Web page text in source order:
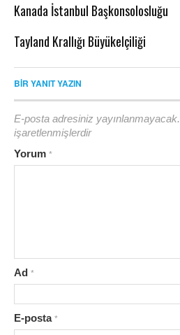
Kanada İstanbul Başkonsolosluğu
Tayland Krallığı Büyükelçiliği
BIR YANIT YAZIN
E-posta adresiniz yayınlanmayacak.
işaretlenmişlerdir
Yorum *
Ad *
E-posta *